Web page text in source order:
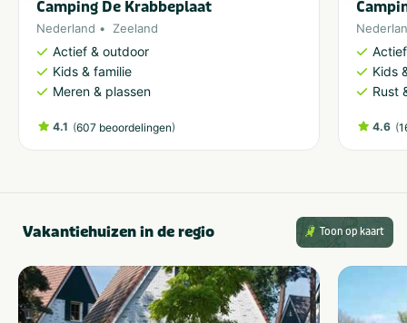
Camping De Krabbeplaat
Nederland Zeeland
Actief & outdoor
Kids & familie
Meren & plassen
4.1 (607 beoordelingen)
Kids
Rust
4.6 (
Vakantiehuizen in de regio Toon op kaart